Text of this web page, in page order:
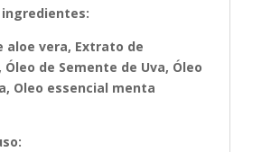
aloe vera, Extrato de
Óleo de Semente de Uva, Óleo
Oleo essencial menta